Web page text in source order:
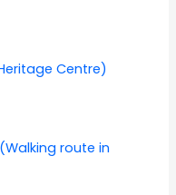
Centre)
route in